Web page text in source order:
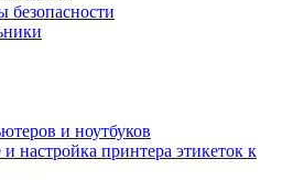
безопасности
и ноутбуков
настройка принтера этикеток к